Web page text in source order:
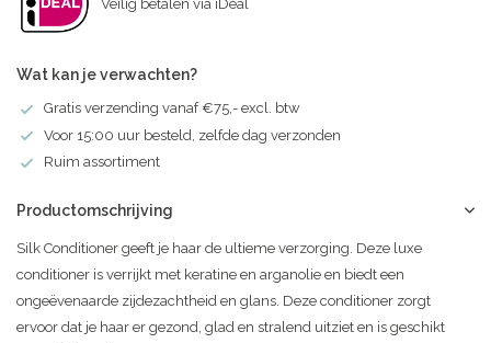
Veilig betalen via iDeal
Wat kan je verwachten?
Gratis verzending vanaf €75,- excl. btw
Voor 15:00 uur besteld, zelfde dag verzonden
Ruim assortiment
Productomschrijving
Silk Conditioner geeft je haar de ultieme verzorging. Deze luxe
conditioner is verrijkt met keratine en arganolie en biedt een
ongeëvenaarde zijdezachtheid en glans. Deze conditioner zorgt
ervoor dat je haar er gezond, glad en stralend uitziet en is geschikt